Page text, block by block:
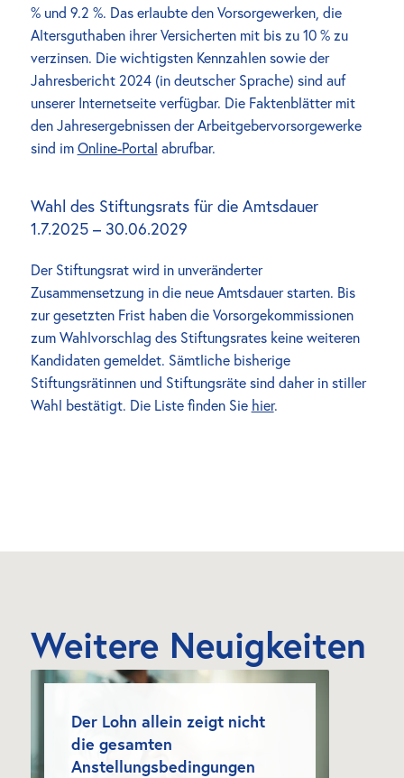
% und 9.2 %. Das erlaubte den Vorsorgewerken, die
Altersguthaben ihrer Versicherten mit bis zu 10 % zu
verzinsen. Die wichtigsten Kennzahlen sowie der
Jahresbericht 2024 (in deutscher Sprache) sind auf
unserer Internetseite verfügbar. Die Faktenblätter mit
den Jahresergebnissen der Arbeitgebervorsorgewerke
sind im Online-Portal abrufbar.
Wahl des Stiftungsrats für die Amtsdauer
1.7.2025 – 30.06.2029
Der Stiftungsrat wird in unveränderter
Zusammensetzung in die neue Amtsdauer starten. Bis
zur gesetzten Frist haben die Vorsorgekommissionen
zum Wahlvorschlag des Stiftungsrates keine weiteren
Kandidaten gemeldet. Sämtliche bisherige
Stiftungsrätinnen und Stiftungsräte sind daher in stiller
Wahl bestätigt. Die Liste finden Sie hier.
Weitere Neuigkeiten
Der Lohn allein zeigt nicht
die gesamten
Anstellungsbedingungen